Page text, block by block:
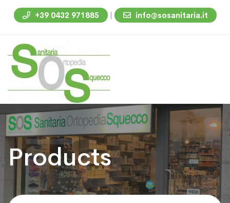
+39 0432 971885 | info@sosanitaria.it
Products